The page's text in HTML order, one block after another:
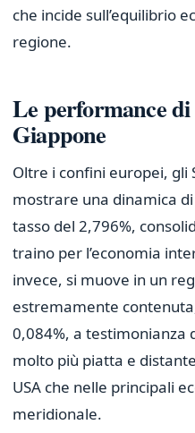
che incide sull’equilibrio
regione.
Le performance
Giappone
Oltre i confini europei, gli
mostrare una dinamica
tasso del 2,796%,
traino per l’economia
invece, si muove in un
estremamente
0,084%, a testimonianza
molto più piatta e
USA che nelle principali
meridionale.